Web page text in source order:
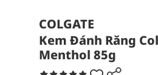
COLGATE
Kem Đánh Răng
Menthol 85g